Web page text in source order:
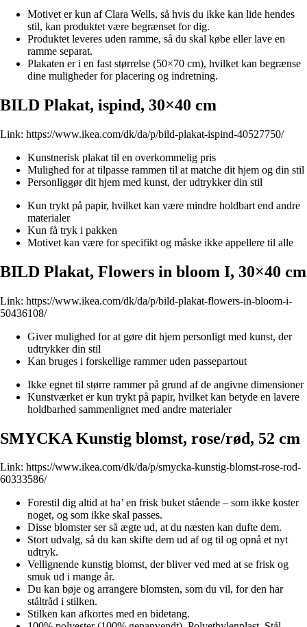
Motivet er kun af Clara Wells, så hvis du ikke kan lide hendes
stil, kan produktet være begrænset for dig.
Produktet leveres uden ramme, så du skal købe eller lave en
ramme separat.
Plakaten er i en fast størrelse (50×70 cm), hvilket kan begrænse
dine muligheder for placering og indretning.
BILD Plakat, ispind, 30×40 cm
Link: https://www.ikea.com/dk/da/p/bild-plakat-ispind-40527750/
Kunstnerisk plakat til en overkommelig pris
Mulighed for at tilpasse rammen til at matche dit hjem og din stil
Personliggør dit hjem med kunst, der udtrykker din stil
Kun trykt på papir, hvilket kan være mindre holdbart end andre
materialer
Kun få tryk i pakken
Motivet kan være for specifikt og måske ikke appellere til alle
BILD Plakat, Flowers in bloom I, 30×40 cm
Link: https://www.ikea.com/dk/da/p/bild-plakat-flowers-in-bloom-i-
50436108/
Giver mulighed for at gøre dit hjem personligt med kunst, der
udtrykker din stil
Kan bruges i forskellige rammer uden passepartout
Ikke egnet til større rammer på grund af de angivne dimensioner
Kunstværket er kun trykt på papir, hvilket kan betyde en lavere
holdbarhed sammenlignet med andre materialer
SMYCKA Kunstig blomst, rose/rød, 52 cm
Link: https://www.ikea.com/dk/da/p/smycka-kunstig-blomst-rose-rod-
60333586/
Forestil dig altid at ha’ en frisk buket stående – som ikke koster
noget, og som ikke skal passes.
Disse blomster ser så ægte ud, at du næsten kan dufte dem.
Stort udvalg, så du kan skifte dem ud af og til og opnå et nyt
udtryk.
Vellignende kunstig blomst, der bliver ved med at se frisk og
smuk ud i mange år.
Du kan bøje og arrangere blomsten, som du vil, for den har
ståltråd i stilken.
Stilken kan afkortes med en bidetang.